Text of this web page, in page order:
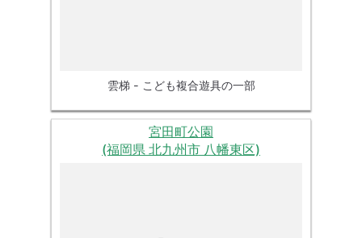
雲梯 - こども複合遊具の一部
宮田町公園
(福岡県 北九州市 八幡東区)